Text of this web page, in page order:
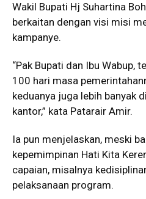
Wakil Bupati Hj Suhartina
berkaitan dengan visi misi
kampanye.
“Pak Bupati dan Ibu Wabup,
100 hari masa
keduanya juga lebih banyak
kantor,” kata Patarair Amir.
Ia pun menjelaskan, meski
kepemimpinan Hati Kita
capaian, misalnya
pelaksanaan program.